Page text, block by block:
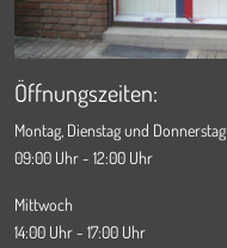
Öffnungszeiten:
Montag, Dienstag und Donnerstag
09:00 Uhr - 12:00 Uhr
Mittwoch
14:00 Uhr - 17:00 Uhr